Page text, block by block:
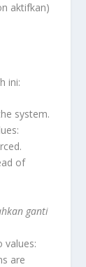
aktifkan)
ini:
system.
of
ganti
values:
are